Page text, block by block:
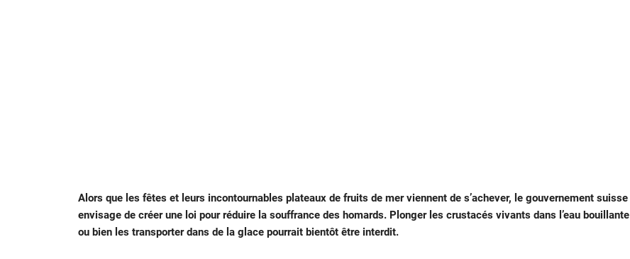
Alors que les fêtes et leurs incontournables plateaux de fruits de mer viennent de s’achever, le gouvernement suisse
envisage de créer une loi pour réduire la souffrance des homards. Plonger les crustacés vivants dans l’eau bouillante
ou bien les transporter dans de la glace pourrait bientôt être interdit.